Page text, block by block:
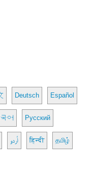
Deutsch Español
어 Русский
اُردو हिन्दी தமிழ்